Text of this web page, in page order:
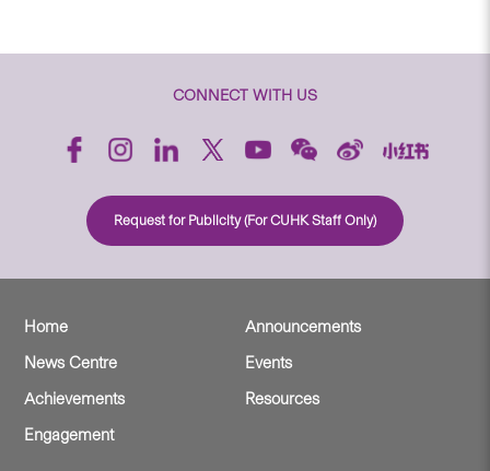
CONNECT WITH US
Request for Publicity (For CUHK Staff Only)
Home
Announcements
News Centre
Events
Achievements
Resources
Engagement